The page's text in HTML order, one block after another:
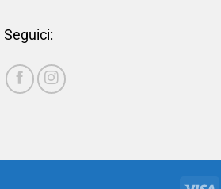
Seguici: